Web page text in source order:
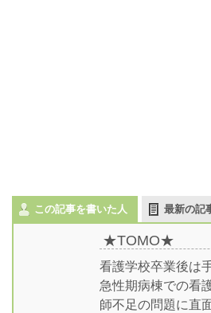
この記事を書いた人 最新の記
★TOMO★
看護学校卒業後は
急性期病棟での看
師不足の問題に直